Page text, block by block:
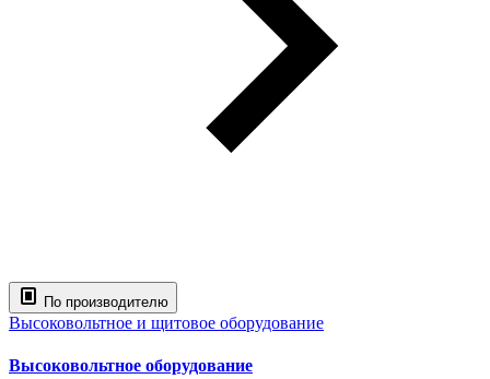
По производителю
Высоковольтное и щитовое оборудование
Высоковольтное оборудование